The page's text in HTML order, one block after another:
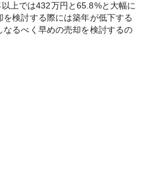
上では432万円と65.8%と大幅に
検討する際には築年が低下する
るべく早めの売却を検討するの